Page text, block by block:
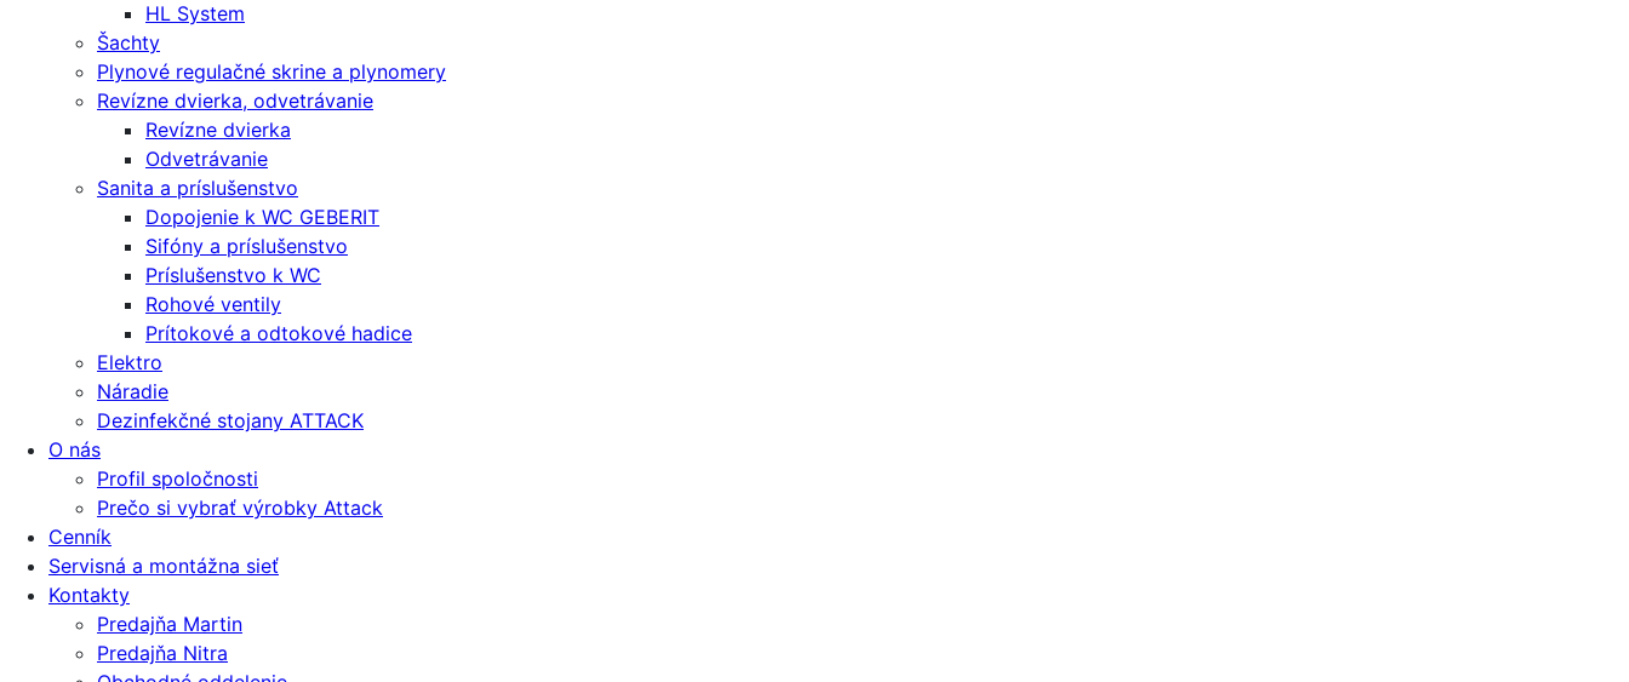
HL System
Šachty
Plynové regulačné skrine a plynomery
Revízne dvierka, odvetrávanie
Revízne dvierka
Odvetrávanie
Sanita a príslušenstvo
Dopojenie k WC GEBERIT
Sifóny a príslušenstvo
Príslušenstvo k WC
Rohové ventily
Prítokové a odtokové hadice
Elektro
Náradie
Dezinfekčné stojany ATTACK
O nás
Profil spoločnosti
Prečo si vybrať výrobky Attack
Cenník
Servisná a montážna sieť
Kontakty
Predajňa Martin
Predajňa Nitra